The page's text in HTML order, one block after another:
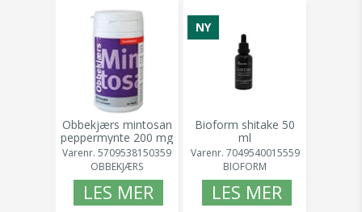
Obbekjærs mintosan
peppermynte 200 mg
90 kap
Varenr. 5709538150359
OBBEKJÆRS
LES MER
NY
Bioform shitake 50
ml
Varenr. 7049540015559
BIOFORM
LES MER